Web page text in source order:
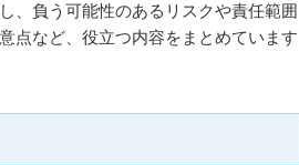
、負う可能性のあるリスクや責任範囲
点など、役立つ内容をまとめています